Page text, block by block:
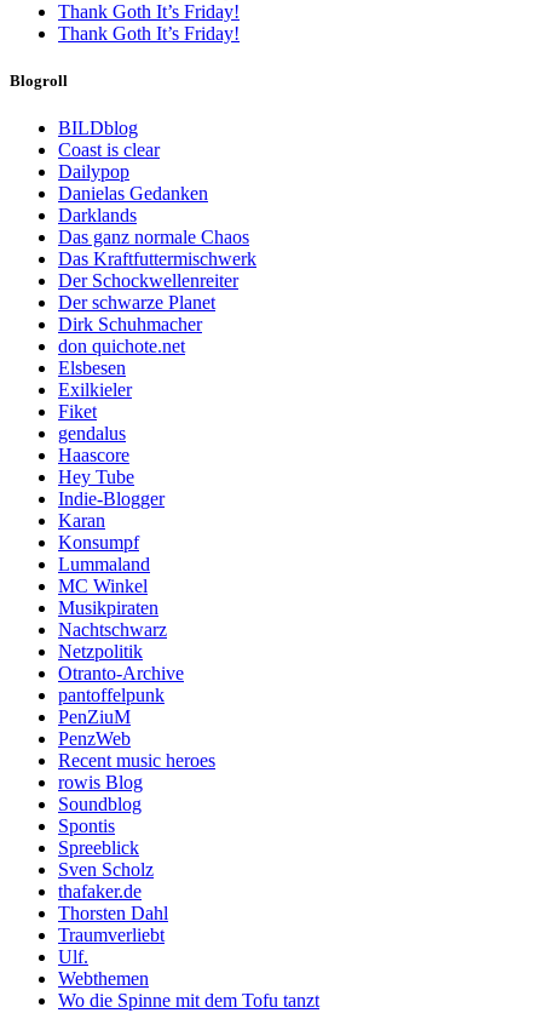
Thank Goth It’s Friday!
Thank Goth It’s Friday!
Blogroll
BILDblog
Coast is clear
Dailypop
Danielas Gedanken
Darklands
Das ganz normale Chaos
Das Kraftfuttermischwerk
Der Schockwellenreiter
Der schwarze Planet
Dirk Schuhmacher
don quichote.net
Elsbesen
Exilkieler
Fiket
gendalus
Haascore
Hey Tube
Indie-Blogger
Karan
Konsumpf
Lummaland
MC Winkel
Musikpiraten
Nachtschwarz
Netzpolitik
Otranto-Archive
pantoffelpunk
PenZiuM
PenzWeb
Recent music heroes
rowis Blog
Soundblog
Spontis
Spreeblick
Sven Scholz
thafaker.de
Thorsten Dahl
Traumverliebt
Ulf.
Webthemen
Wo die Spinne mit dem Tofu tanzt